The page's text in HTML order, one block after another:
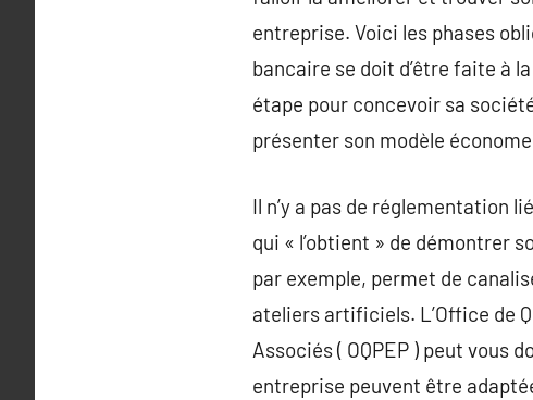
entreprise. Voici les phases
bancaire se doit d’être faite à
étape pour concevoir sa
présenter son modèle
Il n’y a pas de réglementation
qui « l’obtient » de démontrer
par exemple, permet de
ateliers artificiels. L’Office de
Associés ( OQPEP ) peut vous
entreprise peuvent être